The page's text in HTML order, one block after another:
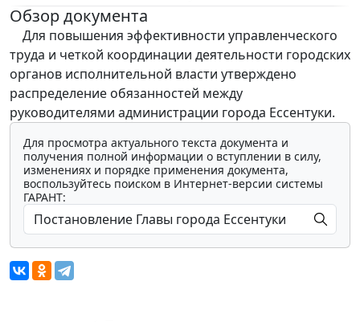
Обзор документа
Для повышения эффективности управленческого
труда и четкой координации деятельности городских
органов исполнительной власти утверждено
распределение обязанностей между
руководителями администрации города Ессентуки.
Для просмотра актуального текста документа и
получения полной информации о вступлении в силу,
изменениях и порядке применения документа,
воспользуйтесь поиском в Интернет-версии системы
ГАРАНТ: